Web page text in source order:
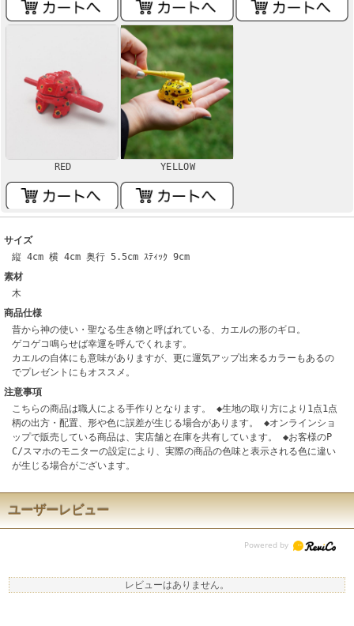
RED YELLOW
サイズ
縦 4cm 横 4cm 奥行 5.5cm ｽﾃｨｯｸ 9cm
素材
木
商品仕様
昔から神の使い・聖なる生き物と呼ばれている、カエルの形のギロ。
ゲコゲコ鳴らせば幸運を呼んでくれます。
カエルの自体にも意味がありますが、更に運気アップ出来るカラーもあるの
でプレゼントにもオススメ。
注意事項
こちらの商品は職人による手作りとなります。 ◆生地の取り方により1点1点
柄の出方・配置、形や色に誤差が生じる場合があります。 ◆オンラインショ
ップで販売している商品は、実店舗と在庫を共有しています。 ◆お客様のP
C/スマホのモニターの設定により、実際の商品の色味と表示される色に違い
が生じる場合がございます。
ユーザーレビュー
レビューはありません。